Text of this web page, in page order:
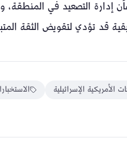
إدارة التصعيد في
تؤدي لتقويض الثقة
الأمريكية الإسرائيلية